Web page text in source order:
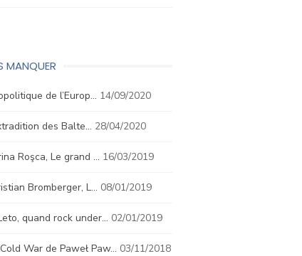
MANQUER
de l’Europ… 14/09/2020
des Balte… 28/04/2020
Roşca, Le grand … 16/03/2019
Bromberger, L… 08/01/2019
quand rock under… 02/01/2019
War de Paweł Paw… 03/11/2018